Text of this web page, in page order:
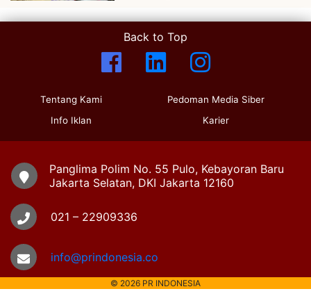
Back to Top
Tentang Kami
Info Iklan
Pedoman Media Siber
Karier
Panglima Polim No. 55 Pulo, Kebayoran Baru
Jakarta Selatan, DKI Jakarta 12160
021 – 22909336
info@prindonesia.co
© 2026 PR INDONESIA